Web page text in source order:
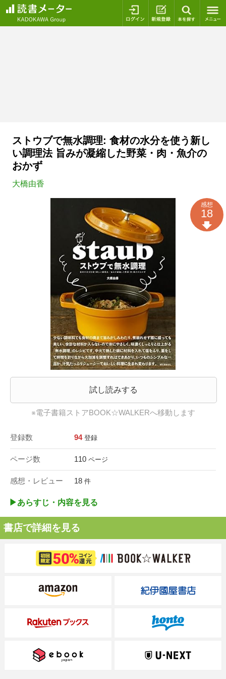
ログイン 新規登録
ストウブで無水調理: 食材の水分を使う新し
い調理法 旨みが凝縮した野菜・肉・魚介の
おかず
大橋由香
試し読みする
※電子書籍ストアBOOK☆WALKERへ移動します
登録数 94 登録
ページ数 110 ページ
感想・レビュー 18 件
感想
18
▶︎あらすじ・内容を見る
書店で詳細を見る